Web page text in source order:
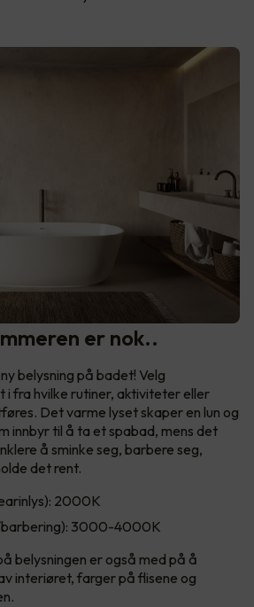
er nok..
belysning på badet! Velg
i fra hvilke rutiner, aktiviteter eller
Det varme lyset skaper en lun og
innbyr til å ta et spabad, mens det
å sminke seg, barbere seg,
det rent.
2000K
barbering): 3000-4000K
belysningen er også med på å
interiøret, farger på flisene og